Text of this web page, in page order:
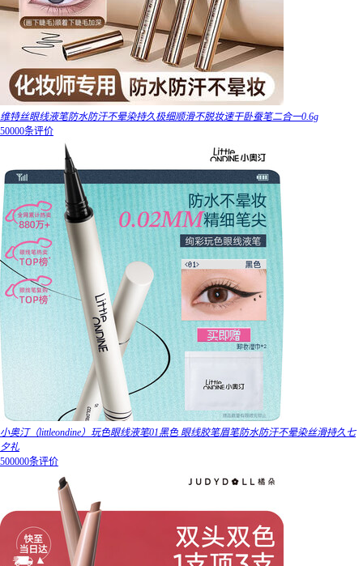
维特丝眼线液笔防水防汗不晕染持久极细顺滑不脱妆速干卧蚕笔二合一0.6g
50000条评价
小奥汀（littleondine）玩色眼线液笔01黑色 眼线胶笔眉笔防水防汗不晕染丝滑持久七
夕礼
500000条评价